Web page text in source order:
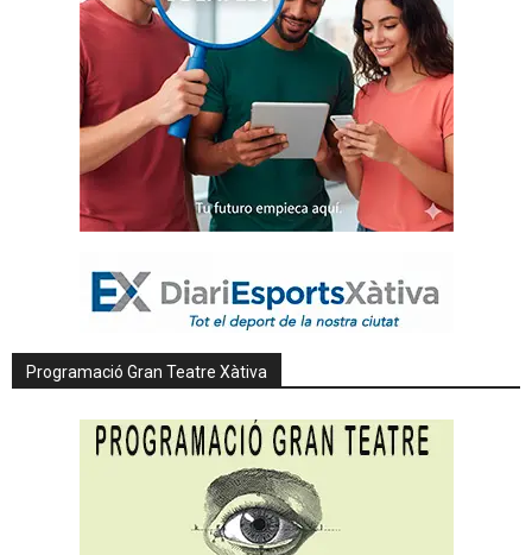
Programació Gran Teatre Xàtiva